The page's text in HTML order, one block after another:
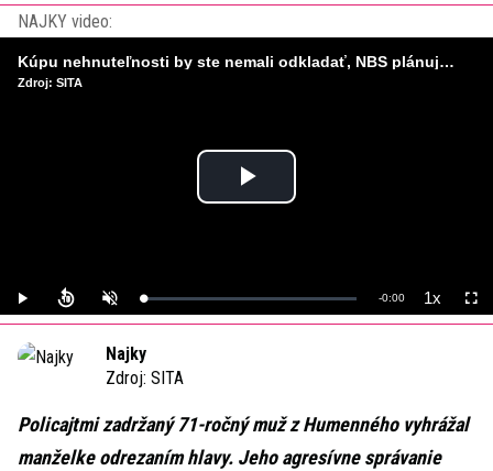
NAJKY video:
Play
Play UnmuteLoaded:
0%
Remaining
-0:00 1xPlayback
Rate
Kúpu nehnuteľnosti by ste nemali odkladať, NBS plánuje sprísniť pravidlá pri hypotékach
Zdroj: SITA
Najky
Zdroj: SITA
Policajtmi zadržaný 71-ročný muž z Humenného vyhrážal
manželke odrezaním hlavy. Jeho agresívne správanie